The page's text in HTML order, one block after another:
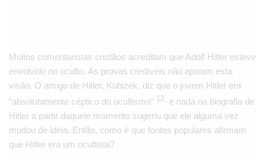
Muitos comentaristas cristãos acreditam que Adolf Hitler esteve
envolvido no oculto. As provas credíveis não apoiam esta
visão. O amigo de Hitler, Kubizek, diz que o jovem Hitler era
“absolutamente céptico do ocultismo” 12, e nada na biografia de
Hitler a partir daquele momento sugeriu que ele alguma vez
mudou de idéia. Então, como é que fontes populares afirmam
que Hitler era um ocultista?